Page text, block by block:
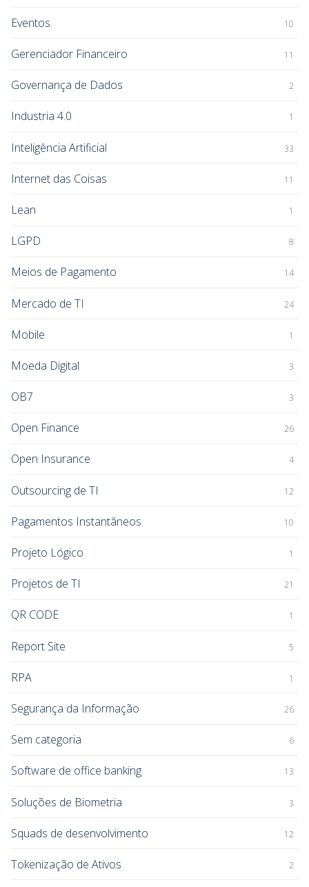
Eventos 10
Gerenciador Financeiro 11
Governança de Dados 2
Industria 4.0 1
Inteligência Artificial 33
Internet das Coisas 11
Lean 1
LGPD 8
Meios de Pagamento 14
Mercado de TI 24
Mobile 1
Moeda Digital 3
OB7 3
Open Finance 26
Open Insurance 4
Outsourcing de TI 12
Pagamentos Instantâneos 10
Projeto Lógico 1
Projetos de TI 21
QR CODE 1
Report Site 5
RPA 1
Segurança da Informação 26
Sem categoria 6
Software de office banking 13
Soluções de Biometria 3
Squads de desenvolvimento 12
Tokenização de Ativos 2